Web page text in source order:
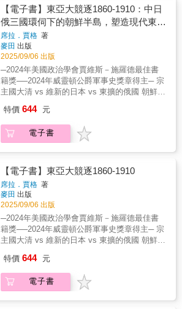
「維新憲法」鞏固獨裁，使憲法淪為權力工
具；也有「四一九民主革命」、「光州民主化
運動」等，人民以抗爭逐步實踐憲法精神，為
民主化累積能量。到了1987年的「六月抗
爭」，國民終於迫使全斗煥讓步，無法像過去
那般強行發動戒嚴；隨後實現的第九次修憲，
即加入了包含總統直選、國會過半數決議可解
除戒嚴，以及設立可審理總統彈劾案的憲法法
院；而2017年的朴槿惠就是韓國史上首位被憲
法法院裁定罷免的總統。■憲法並非冷冰冰的條
文，而是活在每一位公民心中的共同契約！本
書同時也是一部「公民哲學書」，展示了法律
不僅是冷峻的條文，也是一種集體意識的展
民」的信念，為12月3日當晚國民與國會罕見地
打破意識形態的分裂團結一致，下了最合適的
注腳。從戒嚴現場到憲法法院判決彈劾，從社
群媒體發文到國會現場見證，韓寅燮將法律語
言轉化為民主語言，讓複雜的法理變成人人可
懂的公民對話。2025年4月4日，韓國憲法法院
以八比○票數通過尹錫悅總統彈劾案。尹錫悅的
是理所當然，而是必須世代守護、隨時抵抗權
本書證明了人民的選擇能改寫命運。■對照台灣
與韓國的民主化歷程，兩國的歷史幾乎互為倒
影！1987這一年，韓國終結了二十七年的軍事
格 除了一九五七年外，從一年九五一年底
到一九五八六月，塞西格冒著被當成英國間諜
的危險，數度隻身深入伊拉克南部的沼澤區，
成為第一個既有意願、又有機會成為沼民的外
人。 他與沼民共同生活，用矛叉魚、吃沾
了灰塵的麵包、喝水牛奶，也加入他們的打獵
行列。這些阿拉伯部族所居住的，是迥然不同
的「沙漠」，他們身處一片水世界中，以大蘆
葦搭建浮島和錯綜複雜的水上建築，並在還不
會走路前，便學會了划獨木舟。 塞西格是
為沼民們解決身體上的病痛，甚至為他們行神
聖的「割禮」；他也是沼民的朋友，無論他的
「酋長舟」划到哪裡，總有熱忱的「客房」主
準備聘金、談婚約，甚至捲入「血仇」的糾紛
中…… 而這一切純粹是為了「自娛」，為
了再次擁抱他所喜愛的阿拉伯人，為了了解一
種即將消逝的生活方式，也為了體驗沼地裡大
地的另一種風貌。 塞西格在書中寫道：
「首度造訪沼民的情景始終在我腦海縈繞：火
光照在側臉上、雁群大鳴大放、鴨子爭先恐後
水道、夕陽在蘆葦燃燒所彌漫的濃煙中依稀露
出緋紅色……這是一個時間彷彿靜止的世界，
渾然不知引擎為何物。再次地，我體會到內心
急欲分享這種生活，而不單是做個旁觀者的渴
【電子書】東亞大競逐1860-1910：中日
俄三國環伺下的朝鮮半島，塑造現代東亞
權力版圖的另一場大博弈
席拉．賈格 著
麥田 出版
2025/09/06 出版
─2024年美國政治學會賈維斯－施羅德最佳書
籍獎──2024年威靈頓公爵軍事史獎章得主─ 宗
主國大清 vs 維新的日本 vs 東擴的俄國 朝鮮半
中央研究院歷史語言研究所博士後研究員周雪
舫 輔仁大學歷史學系兼任教授長谷川正人
國立臺灣大學歷史學系助理教授曾寶滿 國立
薦 外交攻防╳軍事分析╳敘事史，再探現代東
亞與帝國爭霸的新視角 作者席拉・賈格以
十九世紀中期至二十世紀初期的朝鮮半島為舞
台，講述了一場規模不亞於英俄大博弈的「東
亞大競逐」。其以敘事史筆法展開書寫，將各
國對於朝鮮及自身利益的打算梳理得淺顯易
懂，加上對歷史人物性格與動機的生動側寫，
以及別具真實感的敘事方式，令人彷彿置身外
交辭令齊發、勾心鬥角的談判桌上。而在軍事
與駐外人士之紀錄，致力於還原戰場前線，闡
明每場戰役的發展都牽動著國際情勢變化，更
從戰爭的角度看見各國面對東亞局勢時的軍事
特價 644 元
電子書
【電子書】東亞大競逐1860-1910
席拉．賈格 著
麥田 出版
2025/09/06 出版
─2024年美國政治學會賈維斯－施羅德最佳書
籍獎──2024年威靈頓公爵軍事史獎章得主─ 宗
主國大清 vs 維新的日本 vs 東擴的俄國 朝鮮半
中央研究院歷史語言研究所博士後研究員周雪
舫 輔仁大學歷史學系兼任教授長谷川正人
國立臺灣大學歷史學系助理教授曾寶滿 國立
特價 644 元
電子書